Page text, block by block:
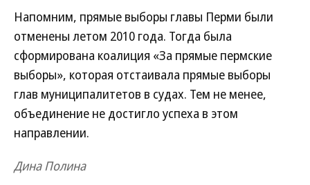
Напомним, прямые выборы главы Перми были
отменены летом 2010 года. Тогда была
сформирована коалиция «За прямые пермские
выборы», которая отстаивала прямые выборы
глав муниципалитетов в судах. Тем не менее,
объединение не достигло успеха в этом
направлении.
Дина Полина